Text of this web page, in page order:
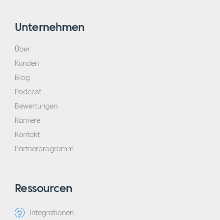
beleuchten. Wenn Sie ein Unternehmen
haben, das diese nur installiert hat und keine
wiederkehrenden Einnahmen hat, sondern nur
eine Installation, und dann geht es weiter,
wird dieses Unternehmen heute etwa 75 Cent
pro Dollar verdienen. Wenn Sie einen Umsatz
von einer Million Dollar haben, bekommen Sie
durchführen, wenn Sie zum Beispiel die
Installationsarbeiten auslagern und nur 29
Unternehmen
Über
Kunden
Blog
Podcast
Bewertungen
Karriere
Kontakt
Partnerprogramm
Ressourcen
Integrationen